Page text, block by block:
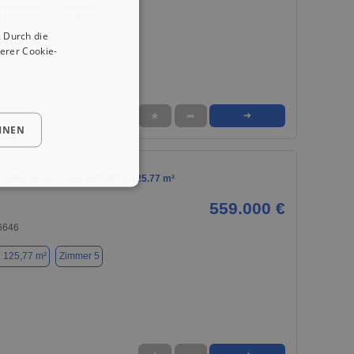
★ ➦ ➜
in Bruchsal 559.000 € 125.77 m²
559.000 €
125,77 m² Zimmer 5
die
Cookie-